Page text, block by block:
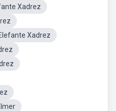
Xadrez
Xadrez